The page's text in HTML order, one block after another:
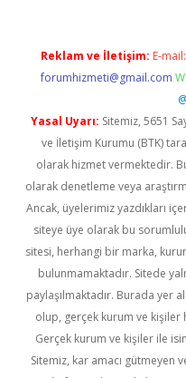
Reklam ve İletişim: E-mail:
forumhizmeti@gmail.com
Yasal Uyarı: Sitemiz, 5651
ve İletişim Kurumu (BTK)
olarak hizmet vermektedir.
olarak denetleme veya
Ancak, üyelerimiz yazdıkları
siteye üye olarak bu
sitesi, herhangi bir marka,
bulunmamaktadır. Sitede
paylaşılmaktadır. Burada yer
olup, gerçek kurum ve kişiler
Gerçek kurum ve kişiler ile
Sitemiz, kar amacı gütmeyen